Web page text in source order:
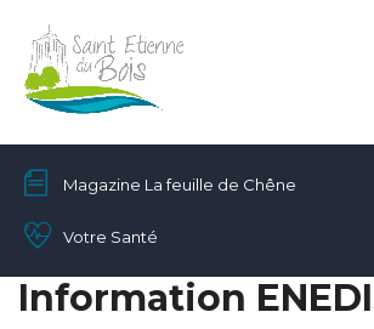
Magazine La feuille de Chêne
Votre Santé
Information